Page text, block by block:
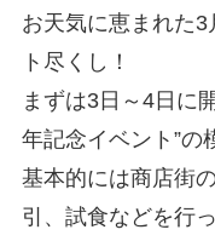
お天気に恵まれた
ト尽くし！
まずは3日～4日に
年記念イベント”の
基本的には商店街
引、試食などを行